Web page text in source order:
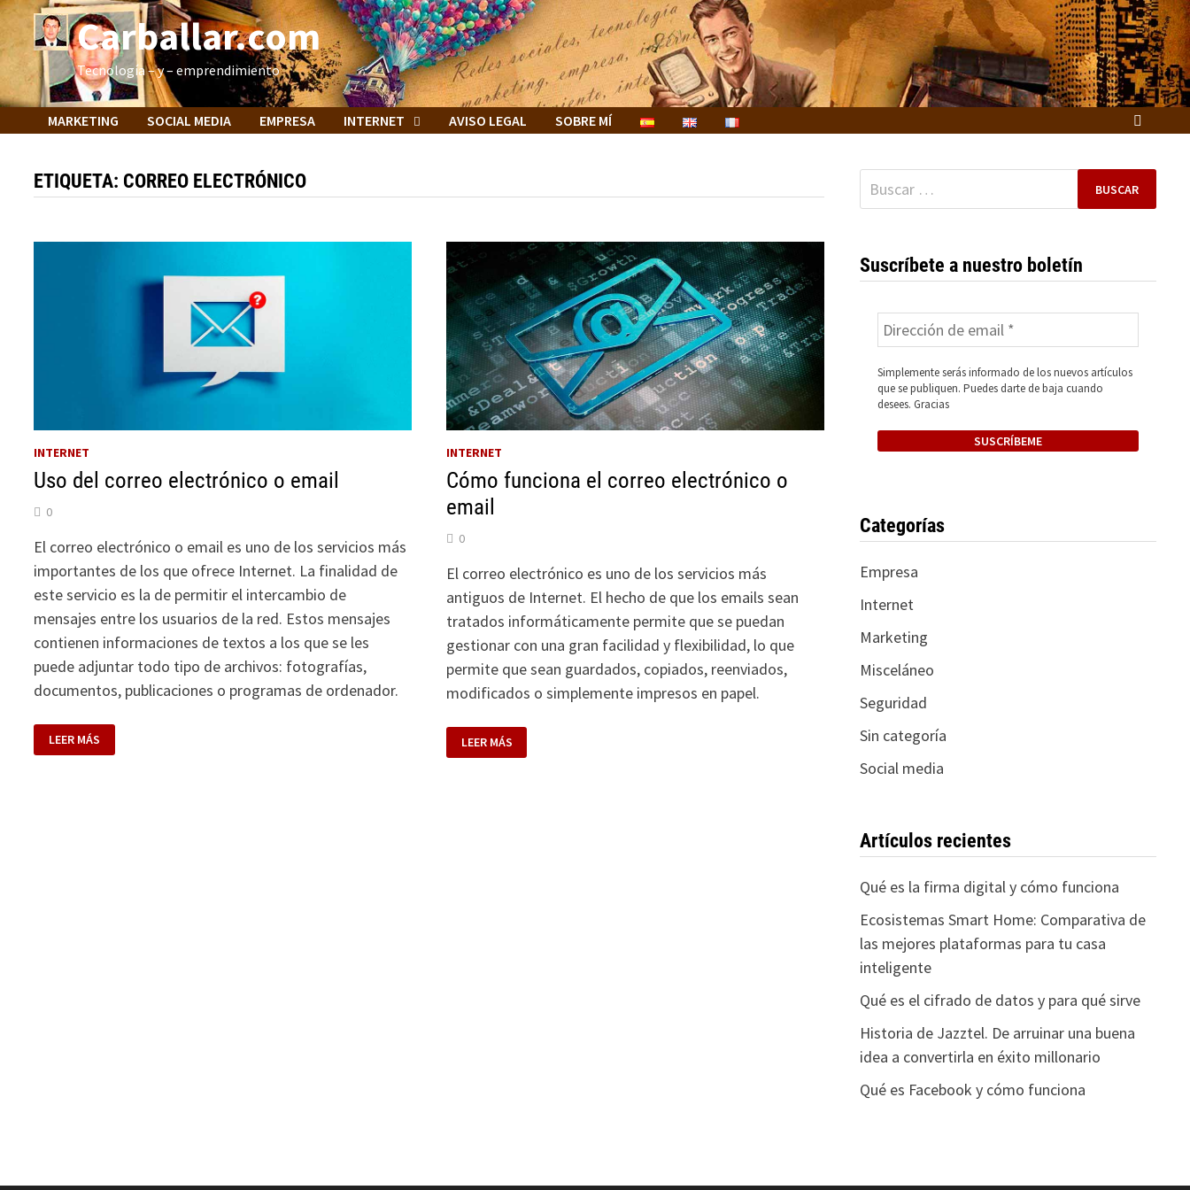
Saltar
contenido Carballar.com
Tecnología – y – emprendimiento
MARKETING SOCIAL MEDIA EMPRESA INTERNET AVISO LEGAL SOBRE MÍ
ETIQUETA: CORREO ELECTRÓNICO
INTERNET
Uso del correo electrónico o email
0
El correo electrónico o email es uno de los servicios más
importantes de los que ofrece Internet. La finalidad de
este servicio es la de permitir el intercambio de
mensajes entre los usuarios de la red. Estos mensajes
contienen informaciones de textos a los que se les
puede adjuntar todo tipo de archivos: fotografías,
documentos, publicaciones o programas de ordenador.
DEL
CORREO
LEER MÁS
INTERNET
Cómo funciona el correo electrónico o
email
0
El correo electrónico es uno de los servicios más
antiguos de Internet. El hecho de que los emails sean
tratados informáticamente permite que se puedan
gestionar con una gran facilidad y flexibilidad, lo que
permite que sean guardados, copiados, reenviados,
modificados o simplemente impresos en papel.
FUNCIONA
EL
LEER MÁS
Buscar:
Suscríbete a nuestro boletín
Simplemente serás informado de los nuevos artículos
que se publiquen. Puedes darte de baja cuando
desees. Gracias
Categorías
Empresa
Internet
Marketing
Misceláneo
Seguridad
Sin categoría
Social media
Artículos recientes
Qué es la firma digital y cómo funciona
Ecosistemas Smart Home: Comparativa de
las mejores plataformas para tu casa
inteligente
Qué es el cifrado de datos y para qué sirve
Historia de Jazztel. De arruinar una buena
idea a convertirla en éxito millonario
Qué es Facebook y cómo funciona